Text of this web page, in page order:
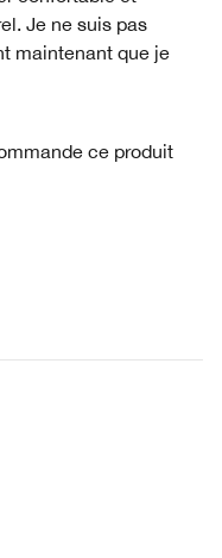
Je ne suis pas
maintenant que je
ce produit